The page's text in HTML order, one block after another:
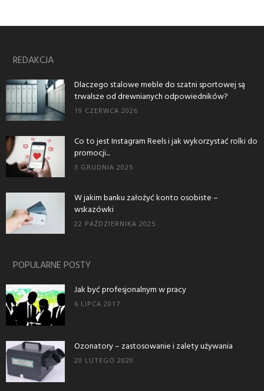
REDAKCJA
Dlaczego stalowe meble do szatni sportowej są
trwalsze od drewnianych odpowiedników?
19 CZERWCA 2026
Co to jest Instagram Reels i jak wykorzystać rolki do
promocji...
3 GRUDNIA 2025
W jakim banku założyć konto osobiste –
wskazówki
22 PAŹDZIERNIKA 2025
POPULARNE POSTY
Jak być profesjonalnym w pracy
6 LIPCA 2017
Ozonatory – zastosowanie i zalety używania
20 LUTEGO 2020